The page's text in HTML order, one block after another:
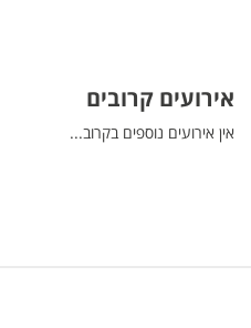
אירועים קרובים
אין אירועים נוספים בקרוב...